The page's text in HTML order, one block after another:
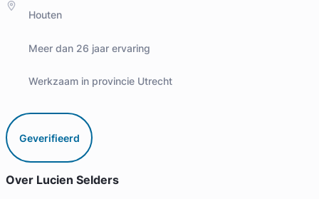
Houten
Meer dan 26 jaar ervaring
Werkzaam in provincie Utrecht
Geverifieerd
Over Lucien Selders